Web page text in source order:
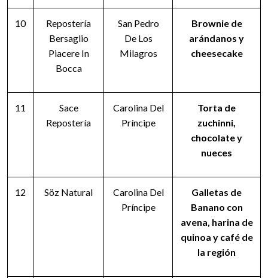
10
Repostería
Bersaglio
Piacere In
Bocca
San Pedro
De Los
Milagros
Brownie de
arándanos y
cheesecake
11
Sace
Repostería
Carolina Del
Príncipe
Torta de
zuchinni,
chocolate y
nueces
12 Söz Natural
Carolina Del
Príncipe
Galletas de
Banano con
avena, harina de
quinoa y café de
la región